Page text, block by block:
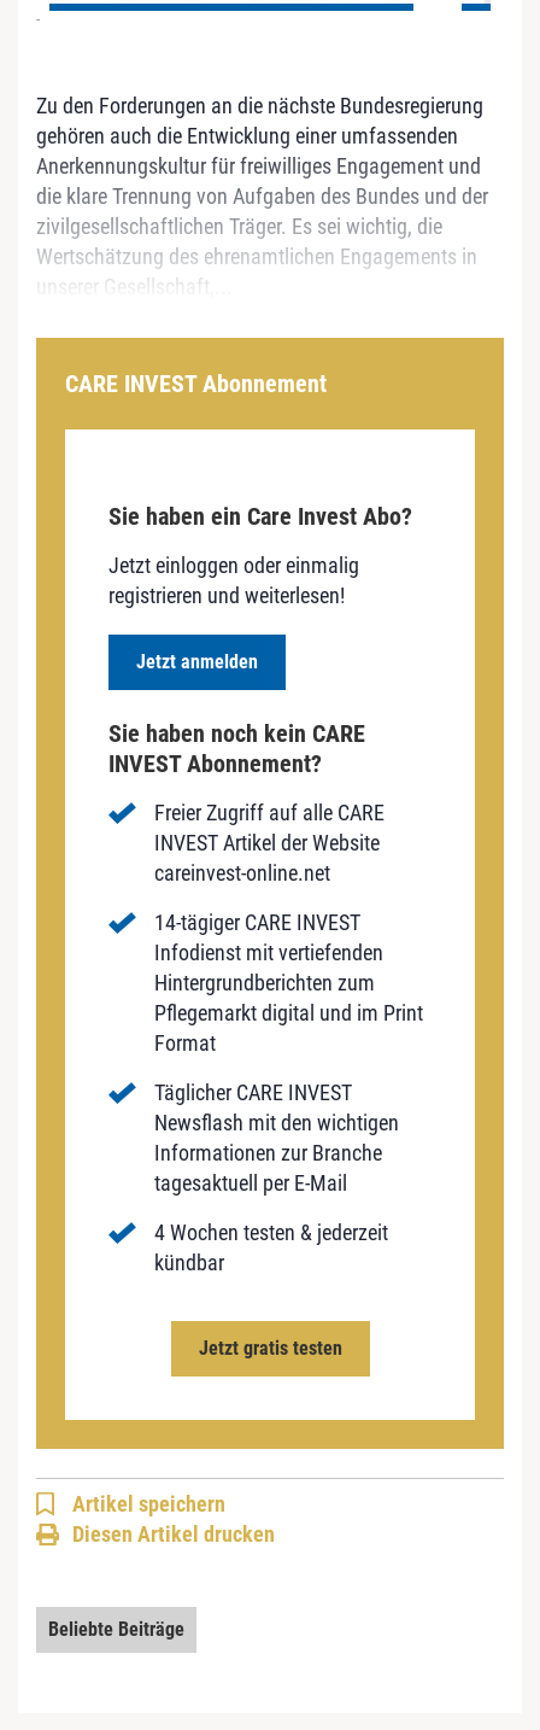
-
Zu den Forderungen an die nächste Bundesregierung
gehören auch die Entwicklung einer umfassenden
Anerkennungskultur für freiwilliges Engagement und
die klare Trennung von Aufgaben des Bundes und der
zivilgesellschaftlichen Träger. Es sei wichtig, die
Wertschätzung des ehrenamtlichen Engagements in
unserer Gesellschaft,...
CARE INVEST Abonnement
Sie haben ein Care Invest Abo?
Jetzt einloggen oder einmalig
registrieren und weiterlesen!
Jetzt anmelden
Sie haben noch kein CARE
INVEST Abonnement?
Freier Zugriff auf alle CARE
INVEST Artikel der Website
careinvest-online.net
14-tägiger CARE INVEST
Infodienst mit vertiefenden
Hintergrundberichten zum
Pflegemarkt digital und im Print
Format
Täglicher CARE INVEST
Newsflash mit den wichtigen
Informationen zur Branche
tagesaktuell per E-Mail
4 Wochen testen & jederzeit
kündbar
Jetzt gratis testen
Artikel speichern
Diesen Artikel drucken
Beliebte Beiträge